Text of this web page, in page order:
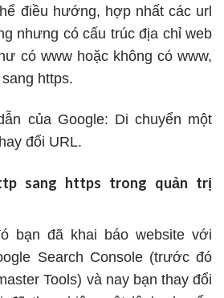
điều hướng, hợp nhất các url
nhưng có cấu trúc địa chỉ web
có www hoặc không có www,
https.
của Google: Di chuyển một
đổi URL.
sang https trong quản trị
bạn đã khai báo website với
Search Console (trước đó
Tools) và nay bạn thay đổi